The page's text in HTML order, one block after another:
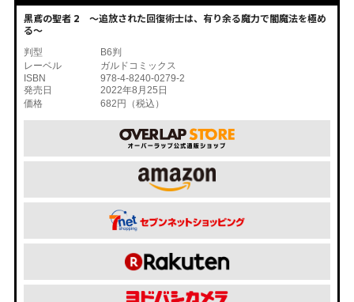
黒鳶の聖者 2 ～追放された回復術士は、有り余る魔力で闇魔法を極め
る～
判型
B6判
レーベル
ガルドコミックス
ISBN
978-4-8240-0279-2
発売日
2022年8月25日
価格
682円（税込）